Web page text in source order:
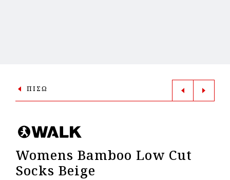
ΠΙΣΩ
Womens Bamboo Low Cut
Socks Beige